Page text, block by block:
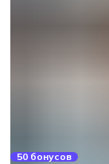
50 бонусов